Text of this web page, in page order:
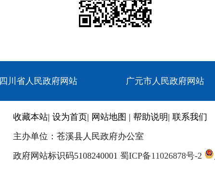
四川省人民政府网站 广元市人民政府网站
收藏本站| 设为首页| 网站地图 | 帮助说明 | 联系我们
主办单位：苍溪县人民政府办公室
政府网站标识码5108240001 蜀ICP备11026878号-2